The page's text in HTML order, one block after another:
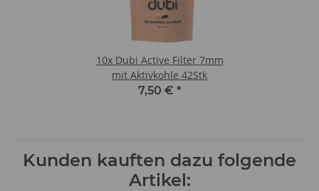
10x Dubi Active Filter 7mm
mit Aktivkohle 42Stk
7,50 € *
Kunden kauften dazu folgende
Artikel: